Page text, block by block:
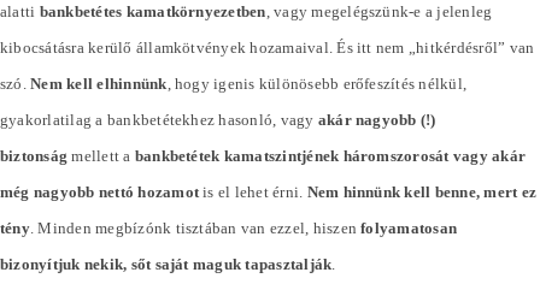
alatti bankbetétes kamatkörnyezetben , vagy megelégszünk-e a jelenleg
kibocsátásra kerülő államkötvények hozamaival. És itt nem „hitkérdésről” van
szó.Nem kell elhinnünk , hogy igenis különösebb erőfeszítés nélkül,
gyakorlatilag a bankbetétekhez hasonló, vagy akár nagyobb (!)
biztonság mellett a bankbetétek kamatszintjének háromszorosát vagy akár
még nagyobb nettó hozamotis el lehet érni. Nem hinnünk kell benne, mert ez
tény. Minden megbízónk tisztában van ezzel, hiszenfolyamatosan
bizonyítjuk nekik, sőt saját maguk tapasztalják